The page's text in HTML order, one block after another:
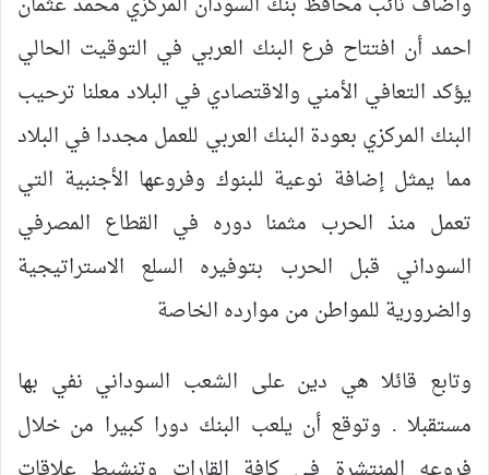
احمد أن افتتاح فرع البنك العربي في التوقيت الحالي
يؤكد التعافي الأمني والاقتصادي في البلاد معلنا ترحيب
البنك المركزي بعودة البنك العربي للعمل مجددا في البلاد
مما يمثل إضافة نوعية للبنوك وفروعها الأجنبية التي
تعمل منذ الحرب مثمنا دوره في القطاع المصرفي
السوداني قبل الحرب بتوفيره السلع الاستراتيجية
والضرورية للمواطن من موارده الخاصة
وتابع قائلا هي دين على الشعب السوداني نفي بها
مستقبلا . وتوقع أن يلعب البنك دورا كبيرا من خلال